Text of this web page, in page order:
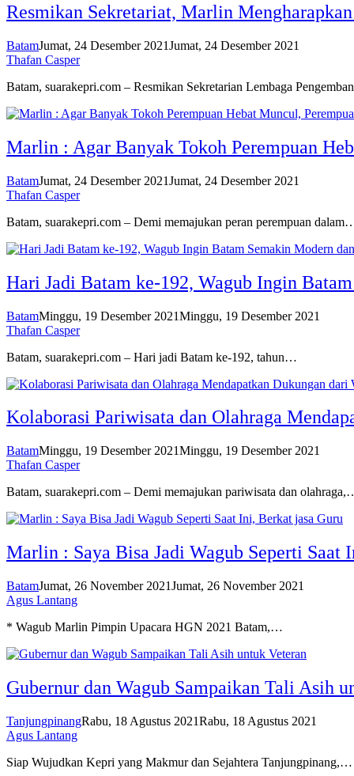
Resmikan Sekretariat, Marlin
BatamJumat, 24 Desember 2021Jumat, 24 Desember 2021
Thafan Casper
Batam, suarakepri.com – Resmikan Sekretarian Lembaga
Marlin : Agar Banyak Tokoh Perempuan
BatamJumat, 24 Desember 2021Jumat, 24 Desember 2021
Thafan Casper
Batam, suarakepri.com – Demi memajukan peran perempuan
Hari Jadi Batam ke-192, Wagub Ingin
BatamMinggu, 19 Desember 2021Minggu, 19 Desember 2021
Thafan Casper
Batam, suarakepri.com – Hari jadi Batam ke-192, tahun…
Kolaborasi Pariwisata dan Olahraga
BatamMinggu, 19 Desember 2021Minggu, 19 Desember 2021
Thafan Casper
Batam, suarakepri.com – Demi memajukan pariwisata dan
Marlin : Saya Bisa Jadi Wagub Seperti Saat
BatamJumat, 26 November 2021Jumat, 26 November 2021
Agus Lantang
* Wagub Marlin Pimpin Upacara HGN 2021 Batam,…
Gubernur dan Wagub Sampaikan Tali Asih
TanjungpinangRabu, 18 Agustus 2021Rabu, 18 Agustus 2021
Agus Lantang
Siap Wujudkan Kepri yang Makmur dan Sejahtera Tanjungpinang,…